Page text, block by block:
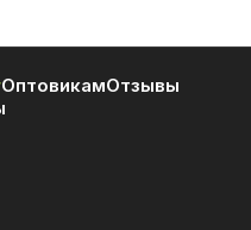
ОптовикамОтзывы